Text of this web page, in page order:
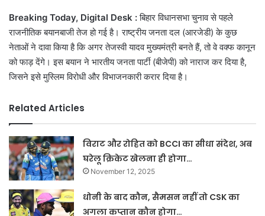
Breaking Today, Digital Desk :बिहार विधानसभा चुनाव से पहले
राजनीतिक बयानबाजी तेज हो गई है। राष्ट्रीय जनता दल (आरजेडी) के कुछ
नेताओं ने दावा किया है कि अगर तेजस्वी यादव मुख्यमंत्री बनते हैं, तो वे वक्फ कानून
को फाड़ देंगे। इस बयान ने भारतीय जनता पार्टी (बीजेपी) को नाराज कर दिया है,
जिसने इसे मुस्लिम विरोधी और विभाजनकारी करार दिया है।
Related Articles
विराट और रोहित को BCCI का सीधा संदेश, अब
घरेलू क्रिकेट खेलना ही होगा…
November 12, 2025
धोनी के बाद कौन, सैमसन नहीं तो CSK का
अगला कप्तान कौन होगा…